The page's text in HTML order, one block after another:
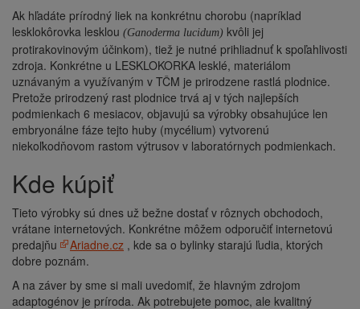
Ak hľadáte prírodný liek na konkrétnu chorobu (napríklad
lesklokôrovka lesklou (Ganoderma lucidum) kvôli jej
protirakovinovým účinkom), tiež je nutné prihliadnuť k spoľahlivosti
zdroja. Konkrétne u LESKLOKORKA lesklé, materiálom
uznávaným a využívaným v TČM je prirodzene rastlá plodnice.
Pretože prirodzený rast plodnice trvá aj v tých najlepších
podmienkach 6 mesiacov, objavujú sa výrobky obsahujúce len
embryonálne fáze tejto huby (mycélium) vytvorenú
niekoľkodňovom rastom výtrusov v laboratórnych podmienkach.
kde kúpiť
Tieto výrobky sú dnes už bežne dostať v rôznych obchodoch,
vrátane internetových. Konkrétne môžem odporučiť internetovú
predajňu
Ariadne.cz , kde sa o bylinky starajú ľudia, ktorých
dobre poznám.
A na záver by sme si mali uvedomiť, že hlavným zdrojom
adaptogénov je príroda. Ak potrebujete pomoc, ale kvalitný